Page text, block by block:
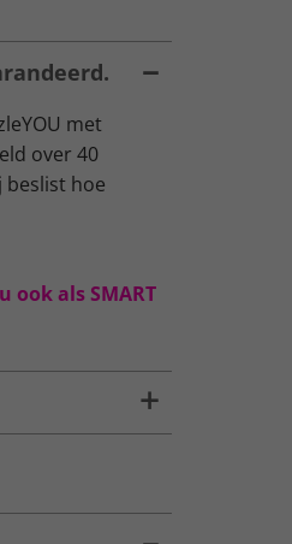
met
over 40
beslist hoe
ook als SMART